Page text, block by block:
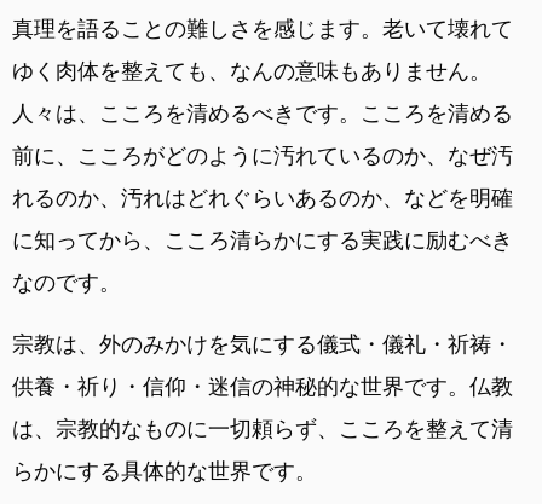
真理を語ることの難しさを感じます。老いて壊れて
ゆく肉体を整えても、なんの意味もありません。
人々は、こころを清めるべきです。こころを清める
前に、こころがどのように汚れているのか、なぜ汚
れるのか、汚れはどれぐらいあるのか、などを明確
に知ってから、こころ清らかにする実践に励むべき
なのです。
宗教は、外のみかけを気にする儀式・儀礼・祈祷・
供養・祈り・信仰・迷信の神秘的な世界です。仏教
は、宗教的なものに一切頼らず、こころを整えて清
らかにする具体的な世界です。